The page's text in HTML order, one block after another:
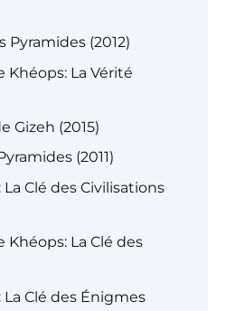
Pyramides (2012)
Khéops: La Vérité
Gizeh (2015)
(2011)
La Clé des Civilisations
Khéops: La Clé des
La Clé des Énigmes